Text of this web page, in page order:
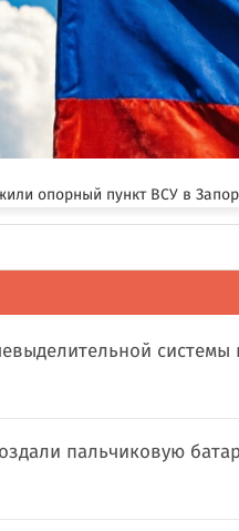
опорный пункт ВСУ в
пальчиковую